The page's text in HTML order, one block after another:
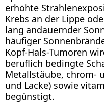
erhöhte
Krebs an der Lippe
lang andauernder
häufiger
Kopf-Hals-Tumoren
beruflich bedingte
Metallstäube, chrom-
und Lacke) sowie
begünstigt.